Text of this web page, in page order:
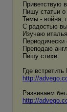
Приветствую
Пишу статьи
Темы - война,
С радостью
Изучаю
Преподаю
Пишу стихи.
Где
http://
Развиваем
http://